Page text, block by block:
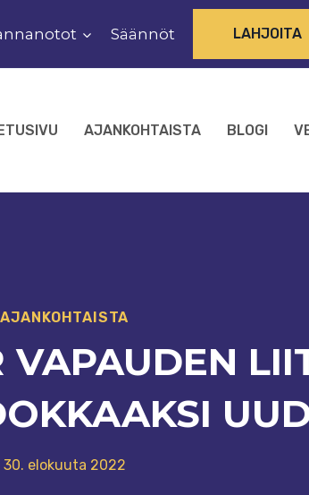
Säännöt LAHJOITA
AJANKOHTAISTA BLOGI
AJANKOHTAISTA
VAPAUDEN
30. elokuuta 2022